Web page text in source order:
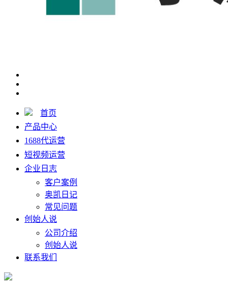
首页
产品中心
1688代运营
短视频运营
企业日志
客户案例
奥凯日记
常见问题
创始人说
公司介绍
创始人说
联系我们